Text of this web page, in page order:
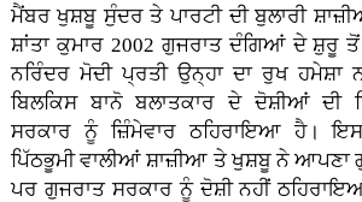
ਮੈਂਬਰ ਖੁਸ਼ਬੂ ਸੁੰਦਰ ਤੇ ਪਾਰਟੀ ਦੀ ਬੁਲਾਰੀ
ਸ਼ਾਂਤਾ ਕੁਮਾਰ 2002 ਗੁਜਰਾਤ ਦੰਗਿਆਂ ਦੇ ਸ਼ੁਰੂ
ਨਰਿੰਦਰ ਮੋਦੀ ਪ੍ਰਤੀ ਉਨ੍ਹਾ ਦਾ ਰੁਖ ਹਮੇਸ਼ਾ
ਬਿਲਕਿਸ ਬਾਨੋ ਬਲਾਤਕਾਰ ਦੇ ਦੋਸ਼ੀਆਂ ਦੀ
ਸਰਕਾਰ ਨੂੰ ਜ਼ਿੰਮੇਵਾਰ ਠਹਿਰਾਇਆ ਹੈ।
ਪਿੱਠਭੂਮੀ ਵਾਲੀਆਂ ਸ਼ਾਜ਼ੀਆ ਤੇ ਖੁਸ਼ਬੂ ਨੇ ਆਪਣਾ
ਪਰ ਗੁਜਰਾਤ ਸਰਕਾਰ ਨੂੰ ਦੋਸ਼ੀ ਨਹੀਂ